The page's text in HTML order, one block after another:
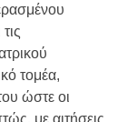
τομέα,
ώστε οι
με αιτήσεις